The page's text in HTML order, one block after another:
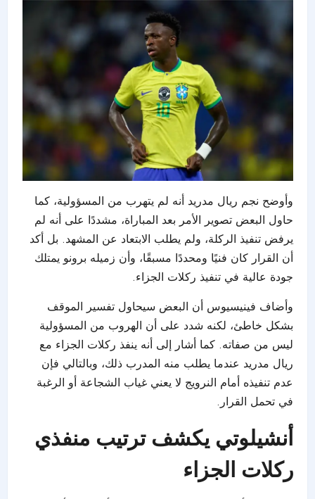
وأوضح نجم ريال مدريد أنه لم يتهرب من المسؤولية، كما
حاول البعض تصوير الأمر بعد المباراة، مشددًا على أنه لم
يرفض تنفيذ الركلة، ولم يطلب الابتعاد عن المشهد. بل أكد
أن القرار كان فنيًا ومحددًا مسبقًا، وأن زميله برونو يمتلك
جودة عالية في تنفيذ ركلات الجزاء.
وأضاف فينيسيوس أن البعض سيحاول تفسير الموقف
بشكل خاطئ، لكنه شدد على أن الهروب من المسؤولية
ليس من صفاته. كما أشار إلى أنه ينفذ ركلات الجزاء مع
ريال مدريد عندما يطلب منه المدرب ذلك، وبالتالي فإن
عدم تنفيذه أمام النرويج لا يعني غياب الشجاعة أو الرغبة
في تحمل القرار.
أنشيلوتي يكشف ترتيب منفذي
ركلات الجزاء